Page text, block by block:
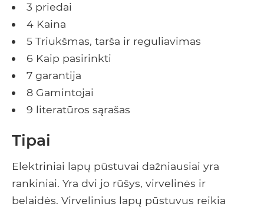
3 priedai
4 Kaina
5 Triukšmas, tarša ir reguliavimas
6 Kaip pasirinkti
7 garantija
8 Gamintojai
9 literatūros sąrašas
Tipai
Elektriniai lapų pūstuvai dažniausiai yra
rankiniai. Yra dvi jo rūšys, virvelinės ir
belaidės. Virvelinius lapų pūstuvus reikia